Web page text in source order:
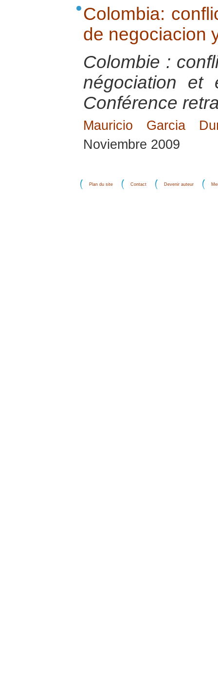
Colombia:
de negociacion
Colombie :
négociation et
Conférence
Mauricio Garcia
Noviembre 2009
Plan du site Contact Devenir auteur